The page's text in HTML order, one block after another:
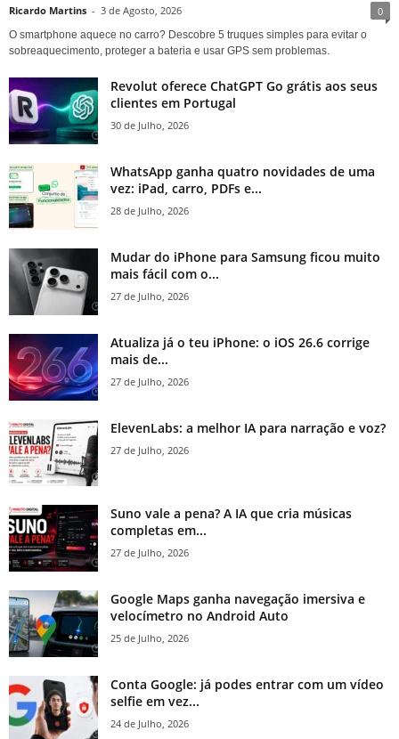
Ricardo Martins - 3 de Agosto, 2026 0
O smartphone aquece no carro? Descobre 5 truques simples para evitar o
sobreaquecimento, proteger a bateria e usar GPS sem problemas.
Revolut oferece ChatGPT Go grátis aos seus
clientes em Portugal
30 de Julho, 2026
WhatsApp ganha quatro novidades de uma
vez: iPad, carro, PDFs e...
28 de Julho, 2026
Mudar do iPhone para Samsung ficou muito
mais fácil com o...
27 de Julho, 2026
Atualiza já o teu iPhone: o iOS 26.6 corrige
mais de...
27 de Julho, 2026
ElevenLabs: a melhor IA para narração e voz?
27 de Julho, 2026
Suno vale a pena? A IA que cria músicas
completas em...
27 de Julho, 2026
Google Maps ganha navegação imersiva e
velocímetro no Android Auto
25 de Julho, 2026
Conta Google: já podes entrar com um vídeo
selfie em vez...
24 de Julho, 2026